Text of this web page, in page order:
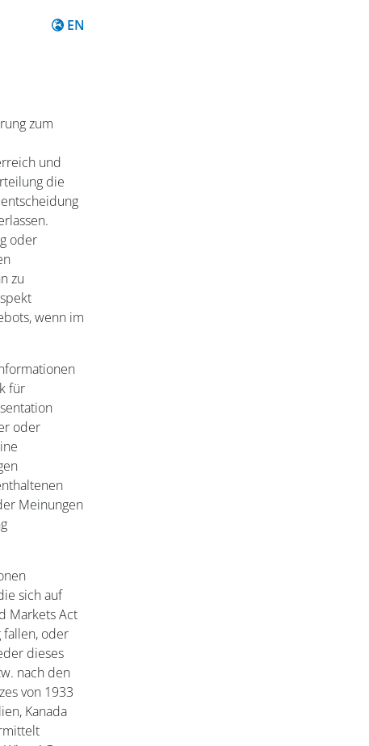
Content in English
EN
zum
und
die
oder
zu
wenn im
für
oder
Meinungen
sich auf
Markets Act
fallen, oder
dieses
nach den
von 1933
Kanada